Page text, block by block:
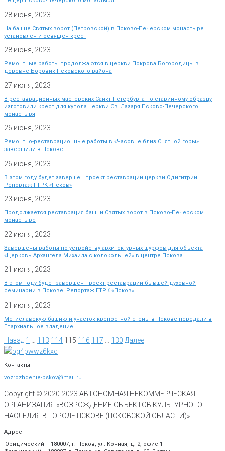
28 июня, 2023
На башне Святых ворот (Петровской) в Псково-Печерском монастыре
установлен и освящен крест
28 июня, 2023
Ремонтные работы продолжаются в церкви Покрова Богородицы в
деревне Боровик Псковского района
27 июня, 2023
В реставрационных мастерских Санкт-Петербурга по старинному образцу
изготовили крест для купола церкви Св. Лазаря Псково-Печерского
монастыря
26 июня, 2023
Ремонтно-реставрационные работы в «Часовне близ Снятной горы»
завершили в Пскове
26 июня, 2023
В этом году будет завершен проект реставрации церкви Одигитрии.
Репортаж ГТРК «Псков»
23 июня, 2023
Продолжается реставрация башни Святых ворот в Псково-Печерском
монастыре
22 июня, 2023
Завершены работы по устройству архитектурных шурфов для объекта
«Церковь Архангела Михаила с колокольней» в центре Пскова
21 июня, 2023
В этом году будет завершен проект реставрации бывшей духовной
семинарии в Пскове. Репортаж ГТРК «Псков»
21 июня, 2023
Мстиславскую башню и участок крепостной стены в Пскове передали в
Епархиальное владение
Назад 1 113 114 115 116 117 130 Далее
Контакты
vozrozhdenie-pskov@mail.ru
Copyright © 2020-2023 АВТОНОМНАЯ НЕКОММЕРЧЕСКАЯ
ОРГАНИЗАЦИЯ «ВОЗРОЖДЕНИЕ ОБЪЕКТОВ КУЛЬТУРНОГО
НАСЛЕДИЯ В ГОРОДЕ ПСКОВЕ (ПСКОВСКОЙ ОБЛАСТИ)»
Адрес
Юридический – 180007, г. Псков, ул. Конная, д. 2, офис 1